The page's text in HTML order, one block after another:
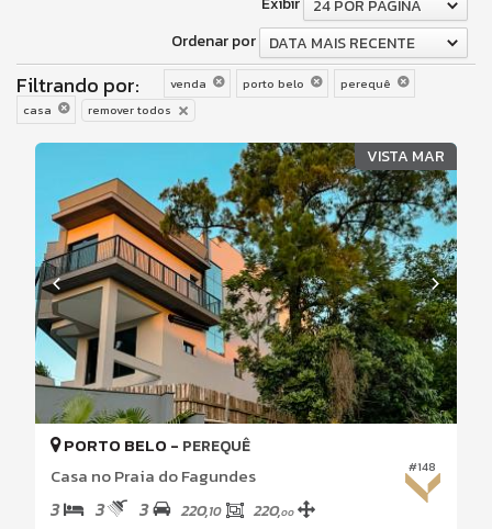
24 POR PÁGINA
Ordenar por
DATA MAIS RECENTE
Filtrando por: venda porto belo
perequê
casa
remover todos
VISTA MAR
#148
PORTO BELO - PEREQUÊ
Casa no Praia do Fagundes
3 3 3 220,10 220,00